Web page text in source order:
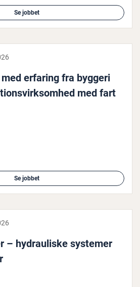
Se jobbet
erfaring fra byggeri
med fart
Se jobbet
– hy­drauli­ske systemer